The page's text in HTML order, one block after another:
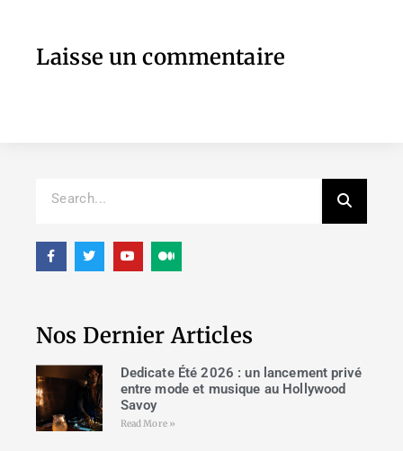
Laisse un commentaire
Nos Dernier Articles
Dedicate Été 2026 : un lancement privé
entre mode et musique au Hollywood
Savoy
Read More »